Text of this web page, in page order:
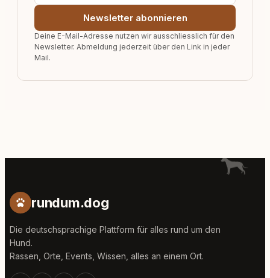
Newsletter abonnieren
Deine E-Mail-Adresse nutzen wir ausschliesslich für den
Newsletter. Abmeldung jederzeit über den Link in jeder
Mail.
rundum.dog
Die deutschsprachige Plattform für alles rund um den
Hund.
Rassen, Orte, Events, Wissen, alles an einem Ort.